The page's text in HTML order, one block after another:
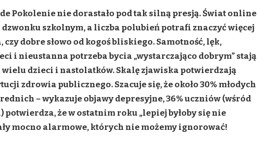
Pokolenie nie dorastało pod tak silną presją. Świat online
dzwonku szkolnym, a liczba polubień potrafi znaczyć więcej
czy dobre słowo od kogoś bliskiego. Samotność, lęk,
i nieustanna potrzeba bycia „wystarczająco dobrym” stają
wielu dzieci i nastolatków. Skalę zjawiska potwierdzają
zdrowia publicznego. Szacuje się, że około 30% młodych
– wykazuje objawy depresyjne, 36% uczniów (wśród
że w ostatnim roku „lepiej byłoby się nie
mocno alarmowe, których nie możemy ignorować!